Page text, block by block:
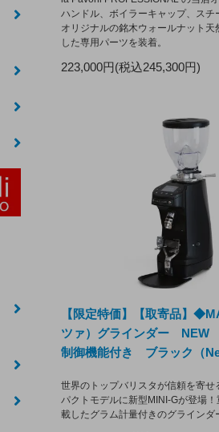
ハンドル、ボイラーキャップ、スチ
オリジナルの銘木ウォールナット天
した専用パーツを装着。
223,000円(税込245,300円)
【限定特価】【取寄品】
ツァ）グラインダー NEW
制御機能付き ブラック（
世界のトップバリスタが信頼を寄せ
パクトモデルに新型MINI-Gが登場
載したグラム計量付きのグラインダ